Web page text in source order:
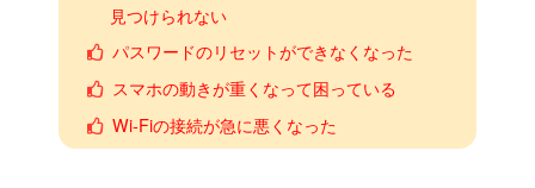
見つけられない
パスワードのリセットができなくなった
スマホの動きが重くなって困っている
Wi-Fiの接続が急に悪くなった